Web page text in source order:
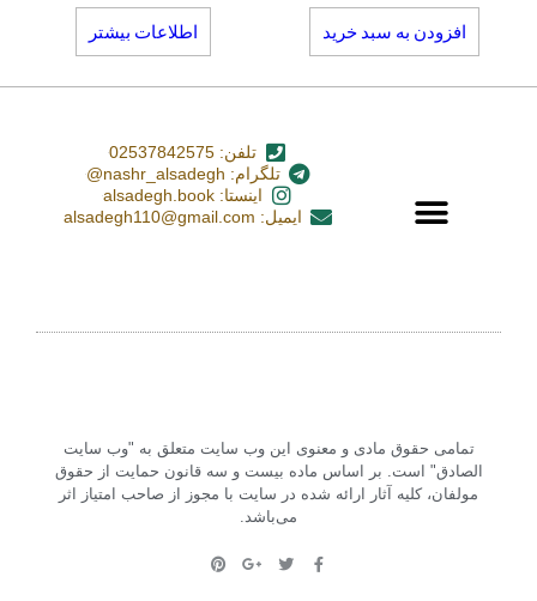
افزودن به سبد خرید اطلاعات بیشتر
تلفن: 02537842575
تلگرام: nashr_alsadegh@
اینستا: alsadegh.book
ایمیل: alsadegh110@gmail.com
تمامی حقوق مادی و معنوی این وب سایت متعلق به "وب سایت
الصادق" است. بر اساس ماده بیست و سه قانون حمایت از حقوق
مولفان، کلیه آثار ارائه شده در سایت با مجوز از صاحب امتیاز اثر
می‌باشد.‏